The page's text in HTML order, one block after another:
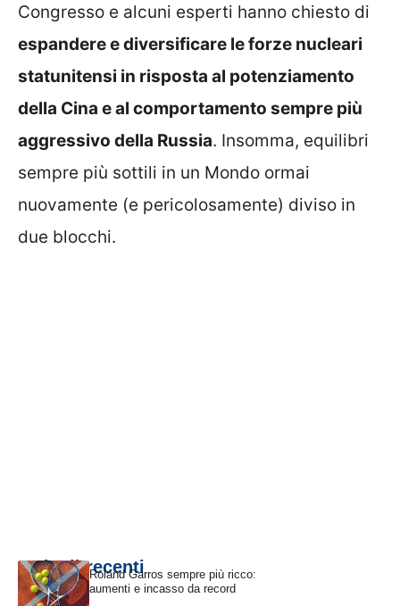
Congresso e alcuni esperti hanno chiesto di
espandere e diversificare le forze nucleari
statunitensi in risposta al potenziamento
della Cina e al comportamento sempre più
aggressivo della Russia. Insomma, equilibri
sempre più sottili in un Mondo ormai
nuovamente (e pericolosamente) diviso in
due blocchi.
Articoli recentiRoland Garros sempre più ricco:
aumenti e incasso da record